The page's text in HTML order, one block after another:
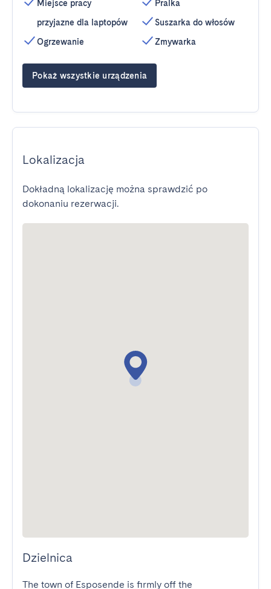
Miejsce pracy
przyjazne dla laptopów
Ogrzewanie
Pralka
Suszarka do włosów
Zmywarka
Pokaż wszystkie urządzenia
Lokalizacja
Dokładną lokalizację można sprawdzić po
dokonaniu rezerwacji.
Dzielnica
The town of Esposende is firmly off the